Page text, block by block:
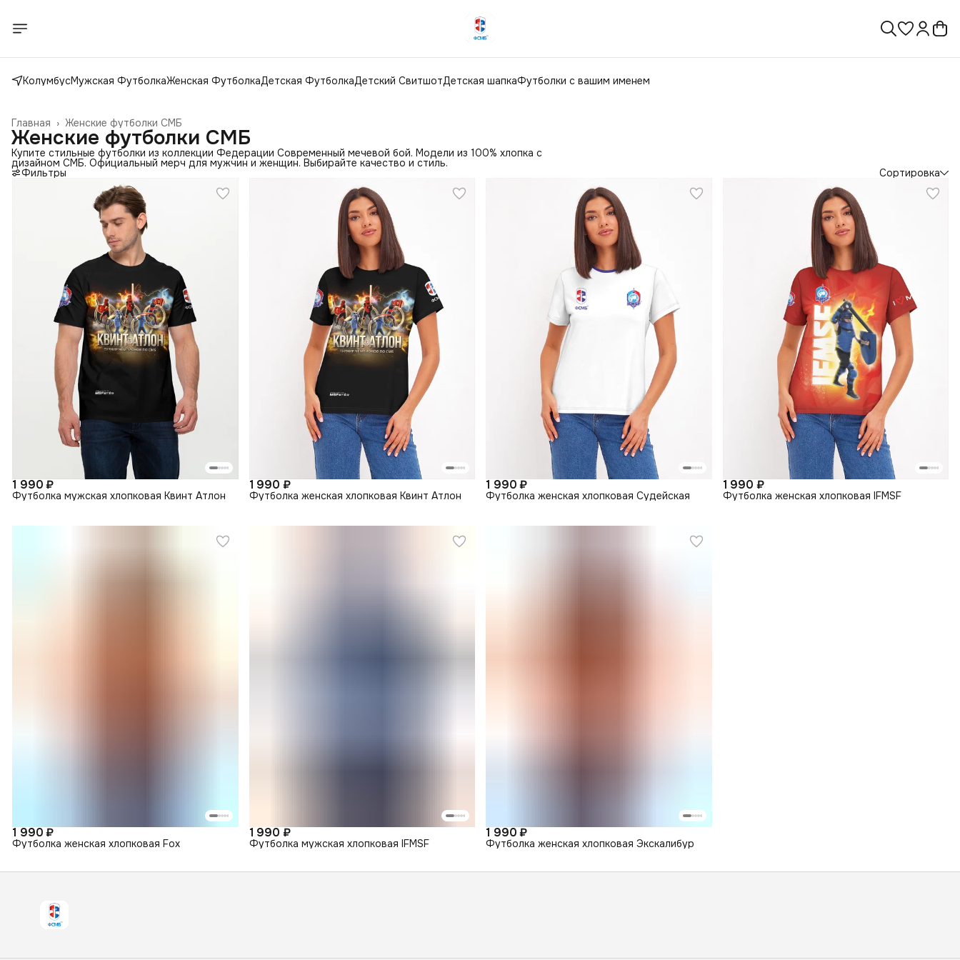
КолумбусМужская ФутболкаЖенская ФутболкаДетская ФутболкаДетский СвитшотДетская шапкаФутболки с вашим именем
Женские футболки СМБ
Главная ›
Женские футболки СМБ
Купите стильные футболки из коллекции Федерации Современный мечевой бой. Модели из 100% хлопка с
дизайном СМБ. Официальный мерч для мужчин и женщин. Выбирайте качество и стиль.
Фильтры Сортировка
1 990 ₽
Футболка мужская хлопковая Квинт Атлон
1 990 ₽
Футболка женская хлопковая Квинт Атлон
1 990 ₽
Футболка женская хлопковая Судейская
1 990 ₽
Футболка женская хлопковая IFMSF
1 990 ₽
Футболка женская хлопковая Fox
1 990 ₽
Футболка мужская хлопковая IFMSF
1 990 ₽
Футболка женская хлопковая Экскалибур